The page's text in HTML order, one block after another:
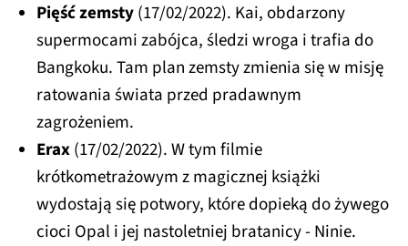
Pięść zemsty(17/02/2022). Kai, obdarzony
supermocami zabójca, śledzi wroga i trafia do
Bangkoku. Tam plan zemsty zmienia się w misję
ratowania świata przed pradawnym
zagrożeniem.
Erax(17/02/2022). W tym filmie
krótkometrażowym z magicznej książki
wydostają się potwory, które dopieką do żywego
cioci Opal i jej nastoletniej bratanicy - Ninie.